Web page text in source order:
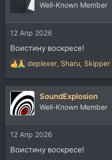
и
и
:
Well-Known Member
12 Апр 2026
Воистину воскресе!
Р
е
а
ц
и
и
:
deplexer, Sharu, Skipper
SoundExplosion
Well-Known Member
12 Апр 2026
Воистину воскресе!